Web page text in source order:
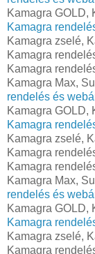
Kamagra GOLD,
Kamagra
Kamagra zselé,
Kamagra
Kamagra
Kamagra Max,
rendelés és
Kamagra GOLD,
Kamagra
Kamagra zselé,
Kamagra
Kamagra
Kamagra Max,
rendelés és
Kamagra GOLD,
Kamagra
Kamagra zselé,
Kamagra